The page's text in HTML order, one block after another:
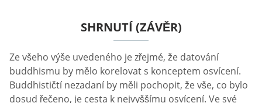
SHRNUTÍ (ZÁVĚR)
Ze všeho výše uvedeného je zřejmé, že datování
buddhismu by mělo korelovat s konceptem osvícení.
Buddhističtí nezadaní by měli pochopit, že vše, co bylo
dosud řečeno, je cesta k nejvyššímu osvícení. Ve své